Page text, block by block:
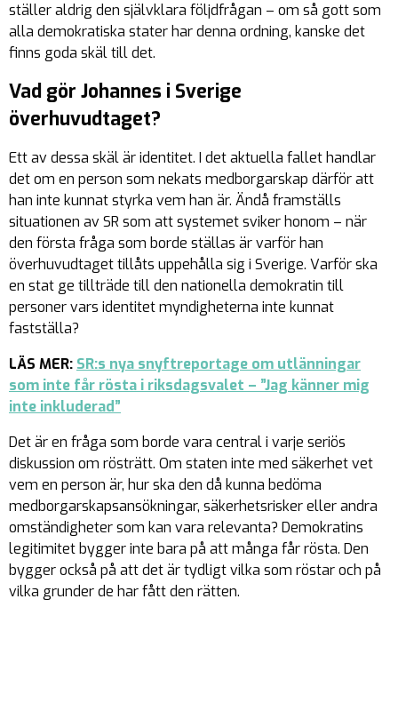
ställer aldrig den självklara följdfrågan – om så gott som
alla demokratiska stater har denna ordning, kanske det
finns goda skäl till det.
Vad gör Johannes i Sverige
överhuvudtaget?
Ett av dessa skäl är identitet. I det aktuella fallet handlar
det om en person som nekats medborgarskap därför att
han inte kunnat styrka vem han är. Ändå framställs
situationen av SR som att systemet sviker honom – när
den första fråga som borde ställas är varför han
överhuvudtaget tillåts uppehålla sig i Sverige. Varför ska
en stat ge tillträde till den nationella demokratin till
personer vars identitet myndigheterna inte kunnat
fastställa?
LÄS MER: SR:s nya snyftreportage om utlänningar
som inte får rösta i riksdagsvalet – ”Jag känner mig
inte inkluderad”
Det är en fråga som borde vara central i varje seriös
diskussion om rösträtt. Om staten inte med säkerhet vet
vem en person är, hur ska den då kunna bedöma
medborgarskapsansökningar, säkerhetsrisker eller andra
omständigheter som kan vara relevanta? Demokratins
legitimitet bygger inte bara på att många får rösta. Den
bygger också på att det är tydligt vilka som röstar och på
vilka grunder de har fått den rätten.